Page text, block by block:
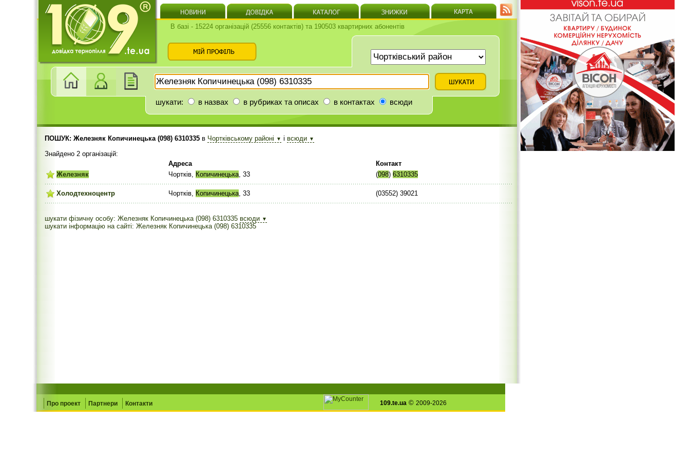
В базі - 15224 організацій (25556 контактів) та 190503 квартирних абонентів
шукати: в назвах в рубриках та описах в контактах всюди
ПОШУК: Железняк Копичинецька (098) 6310335 в Чортківському районі ▼ і всюди ▼
Знайдено 2 організацій:
Адреса
Контакт
Железняк
Чортків, Копичинецька, 33 (098) 6310335
Холодтехноцентр Чортків, Копичинецька, 33 (03552) 39021
шукати фізичну особу: Железняк Копичинецька (098) 6310335 всюди ▼
шукати інформацію на сайті: Железняк Копичинецька (098) 6310335
Про проект Партнери Контакти 109.te.ua © 2009-2026